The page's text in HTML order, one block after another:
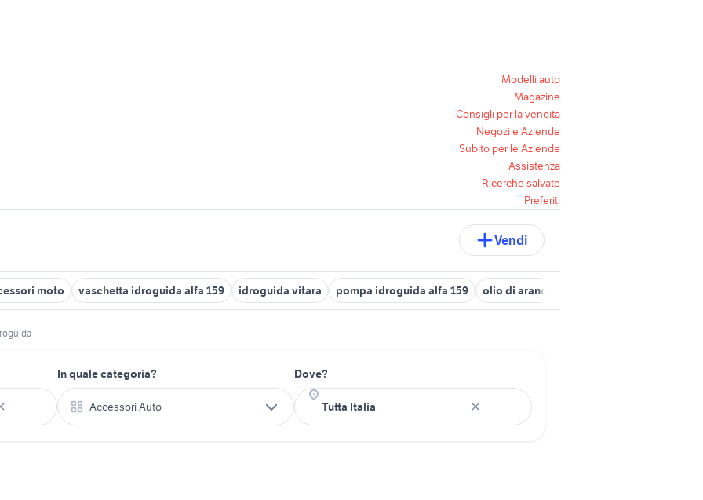
Modelli auto
Magazine
Consigli per la vendita
Negozi e Aziende
Subito per le Aziende
Assistenza
Ricerche salvate
Preferiti
Vendi
moto vaschetta idroguida alfa 159 idroguida vitara pompa idroguida alfa 159 olio di arancio
In quale categoria?
Accessori Auto
Dove?